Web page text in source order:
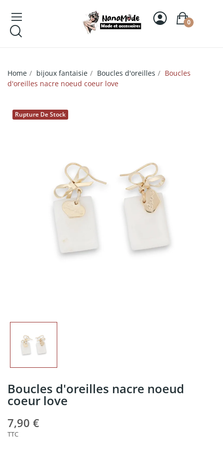
0
Home bijoux fantaisie Boucles d'oreilles
Boucles
d'oreilles nacre noeud coeur love
Rupture De Stock
Boucles d'oreilles nacre noeud
coeur love
7,90 €
TTC